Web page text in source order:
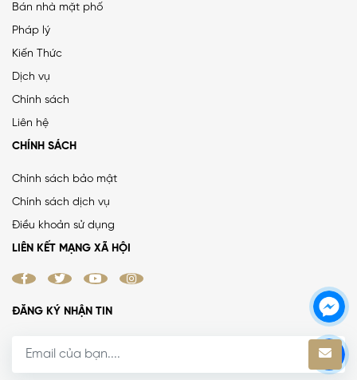
Bán nhà mặt phố
Pháp lý
Kiến Thức
Dịch vụ
Chính sách
Liên hệ
CHÍNH SÁCH
Chính sách bảo mật
Chính sách dịch vụ
Điều khoản sử dụng
LIÊN KẾT MẠNG XÃ HỘI
ĐĂNG KÝ NHẬN TIN